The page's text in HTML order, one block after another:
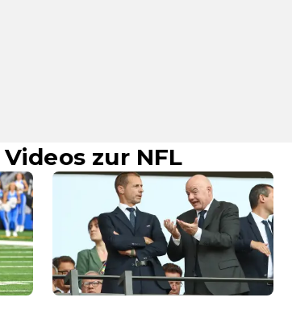
zur NFL